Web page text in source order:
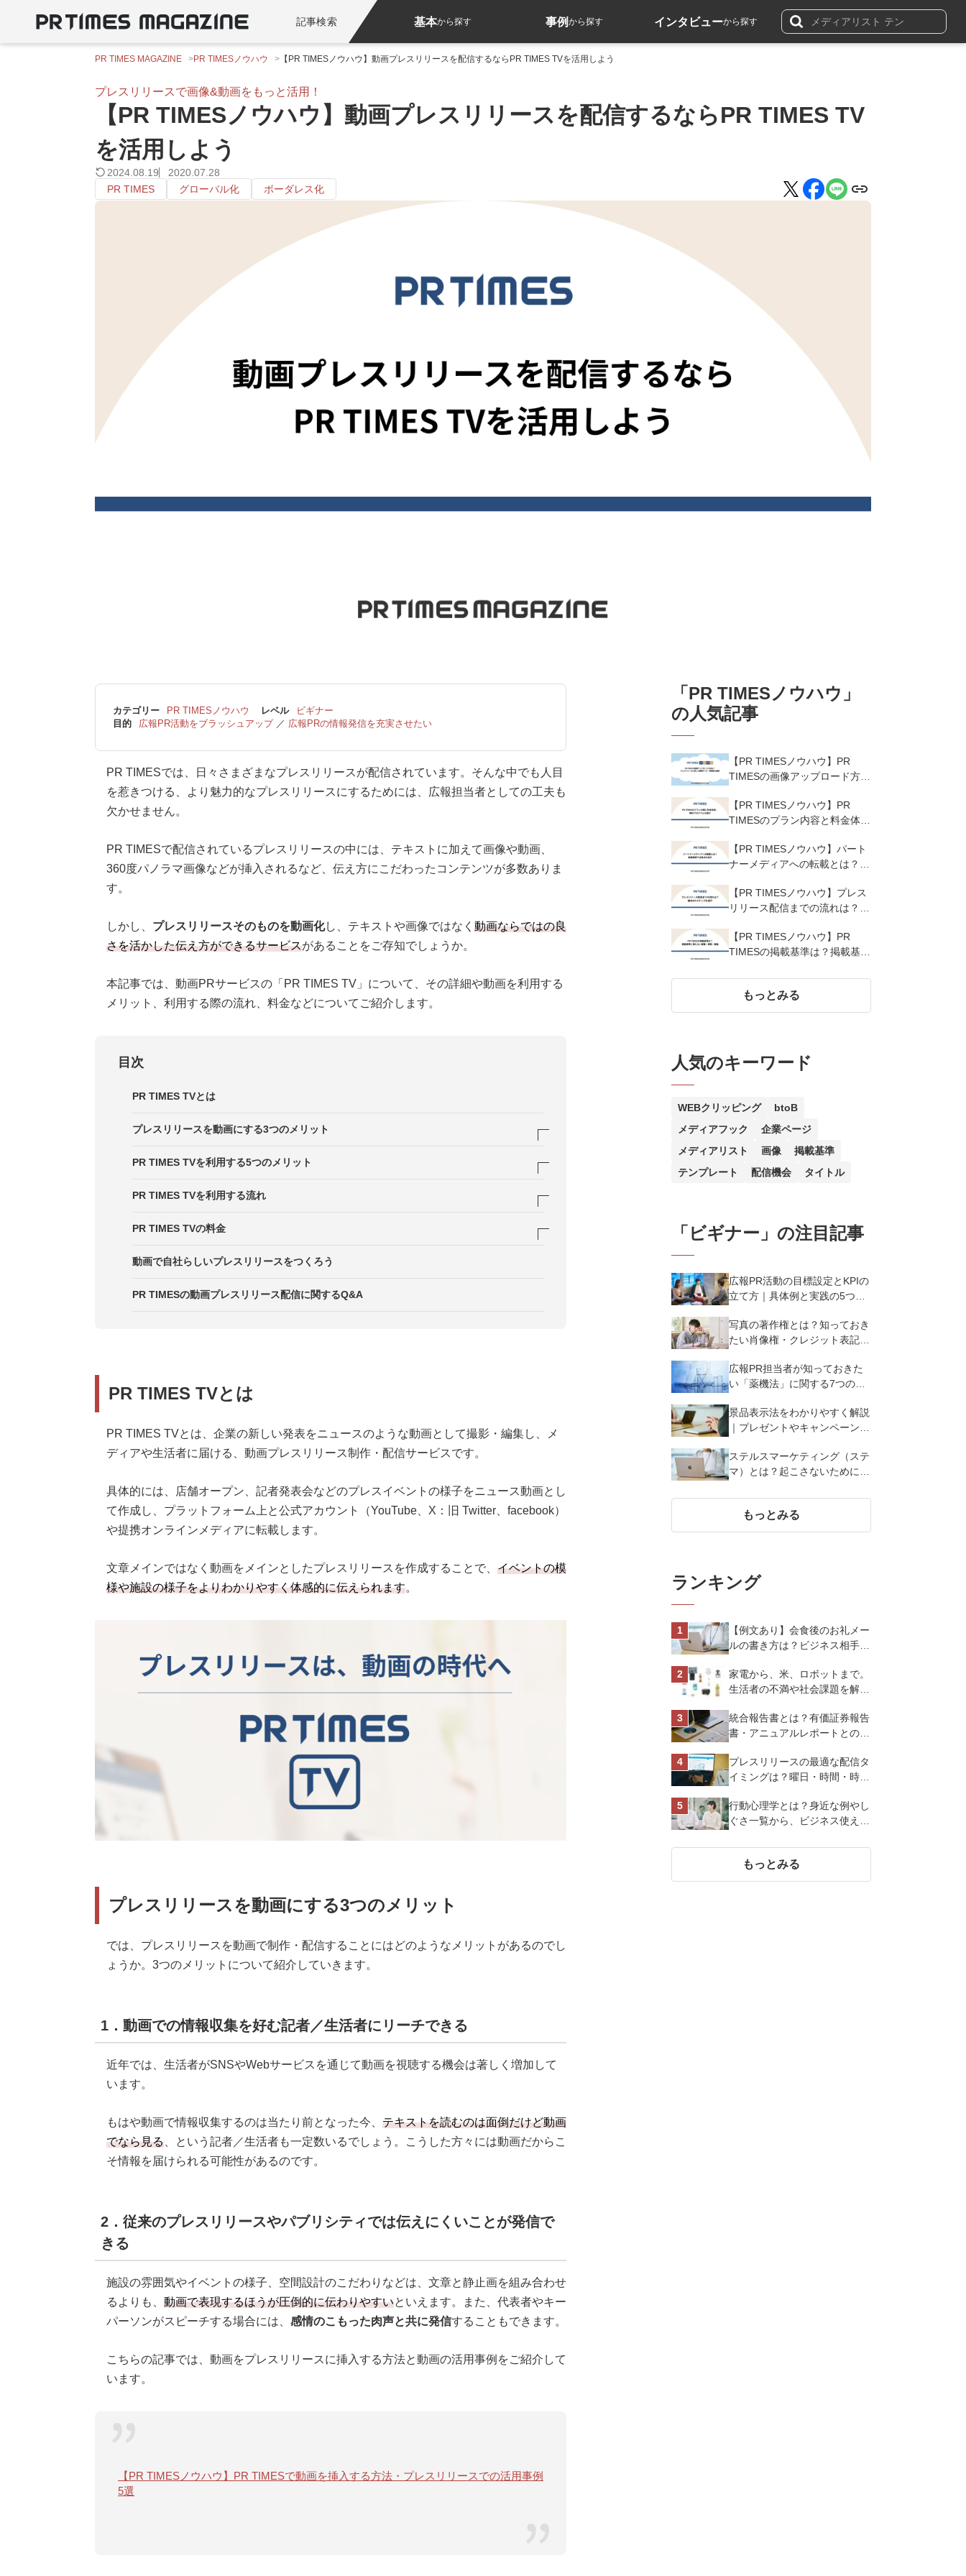
記事検索 基本から探す 事例から探す インタビューから探す
PR TIMES MAGAZINE PR TIMESノウハウ 【PR TIMESノウハウ】動画プレスリリースを配信するならPR TIMES TVを活用しよう
プレスリリースで画像&動画をもっと活用！
【PR TIMESノウハウ】動画プレスリリースを配信するならPR TIMES TV
を活用しよう
2024.08.19
2020.07.28
PR TIMES
グローバル化 ボーダレス化
カテゴリー PR TIMESノウハウ レベル
ビギナー
目的
広報PR活動をブラッシュアップ／ 広報PRの情報発信を充実させたい
PR TIMESでは、日々さまざまなプレスリリースが配信されています。そんな中でも人目
を惹きつける、より魅力的なプレスリリースにするためには、広報担当者としての工夫も
欠かせません。
PR TIMESで配信されているプレスリリースの中には、テキストに加えて画像や動画、
360度パノラマ画像などが挿入されるなど、伝え方にこだわったコンテンツが多数ありま
す。
しかし、 プレスリリースそのものを動画化し、テキストや画像ではなく 動画ならではの良
さを活かした伝え方ができるサービスがあることをご存知でしょうか。
本記事では、動画PRサービスの「PR TIMES TV」について、その詳細や動画を利用する
メリット、利用する際の流れ、料金などについてご紹介します。
目次
PR TIMES TVとは
プレスリリースを動画にする3つのメリット
1．動画での情報収集を好む記者／生活者にリーチできる
2．従来のプレスリリースやパブリシティでは伝えにくいことが発信できる
3． オンラインで「現場」の熱量を再現できる
PR TIMES TVを利用する5つのメリット
1．動画撮影のための特別な準備は不要
2．取材後最短3時間で動画プレスリリースを作成
3．企業目線と報道目線のハイブリッド型のコンテンツを作成できる
4．社内報や広告素材として再活用できる
PR TIMES TVを利用する流れ
STEP1．撮影前に打ち合わせを行う
STEP2．カメラクルーによる撮影
STEP3．編集
PR TIMES TVの料金
基本プラン
オプションプラン
動画で自社らしいプレスリリースをつくろう
PR TIMESの動画プレスリリース配信に関するQ&A
PR TIMES TVとは
PR TIMES TVとは、企業の新しい発表をニュースのような動画として撮影・編集し、メ
ディアや生活者に届ける、動画プレスリリース制作・配信サービスです。
具体的には、店舗オープン、記者発表会などのプレスイベントの様子をニュース動画とし
て作成し、プラットフォーム上と公式アカウント（YouTube、X：旧 Twitter、facebook）
や提携オンラインメディアに転載します。
文章メインではなく動画をメインとしたプレスリリースを作成することで、 イベントの模
様や施設の様子をよりわかりやすく体感的に伝えられます。
プレスリリースを動画にする3つのメリット
では、プレスリリースを動画で制作・配信することにはどのようなメリットがあるのでし
ょうか。3つのメリットについて紹介していきます。
1．動画での情報収集を好む記者／生活者にリーチできる
近年では、生活者がSNSやWebサービスを通じて動画を視聴する機会は著しく増加して
います。
もはや動画で情報収集するのは当たり前となった今、 テキストを読むのは面倒だけど動画
でなら見る 、という記者／生活者も一定数いるでしょう。こうした方々には動画だからこ
そ情報を届けられる可能性があるのです。
2．従来のプレスリリースやパブリシティでは伝えにくいことが発信で
きる
施設の雰囲気やイベントの様子、空間設計のこだわりなどは、文章と静止画を組み合わせ
るよりも、 動画で表現するほうが圧倒的に伝わりやすいといえます。また、代表者やキー
パーソンがスピーチする場合には、 感情のこもった肉声と共に発信することもできます。
こちらの記事では、動画をプレスリリースに挿入する方法と動画の活用事例をご紹介して
います。
【PR TIMESノウハウ】PR TIMESで動画を挿入する方法・プレスリリースでの活用事例
5選
「PR TIMESノウハウ 」
の人気記事
【PR TIMESノウハウ】PR
TIMESの画像アップロード方法
像サイズ・解像度も解説
【PR TIMESノウハウ】PR
TIMESのプラン内容と料金体
【PR TIMESノウハウ】パート
ナーメディアへの転載とは？転
【PR TIMESノウハウ】プレス
リリース配信までの流れは？基
【PR TIMESノウハウ】PR
TIMESの掲載基準は？掲載基準
もっとみる
人気のキーワード
WEBクリッピング
btoB
メディアフック
企業ページ
メディアリスト
画像
掲載基準
テンプレート
配信機会 タイトル
「ビギナー 」の注目記事
広報PR活動の目標設定とKPIの
立て方｜具体例と実践の5つの
写真の著作権とは？知っておき
たい肖像権・クレジット表記
利を解説
広報PR担当者が知っておきた
い「薬機法」に関する7つのこ
景品表示法をわかりやすく解説
｜プレゼントやキャンペーン実
おくべき7つのポイント【事例
あり】
ステルスマーケティング（ステ
マ）とは？起こさないために広
知識
もっとみる
ランキング
【例文あり】会食後のお礼メー
ルの書き方は？ビジネス相手に
トを解説
家電から、米、ロボットまで。
生活者の不満や社会課題を解決
スオーヤマ株式会社
統合報告書とは？有価証券報告
書・アニュアルレポートとの違
プレスリリースの最適な配信タ
イミングは？曜日・時間・時期
化させよう
行動心理学とは？身近な例やし
ぐさ一覧から、ビジネス使える
もっとみる